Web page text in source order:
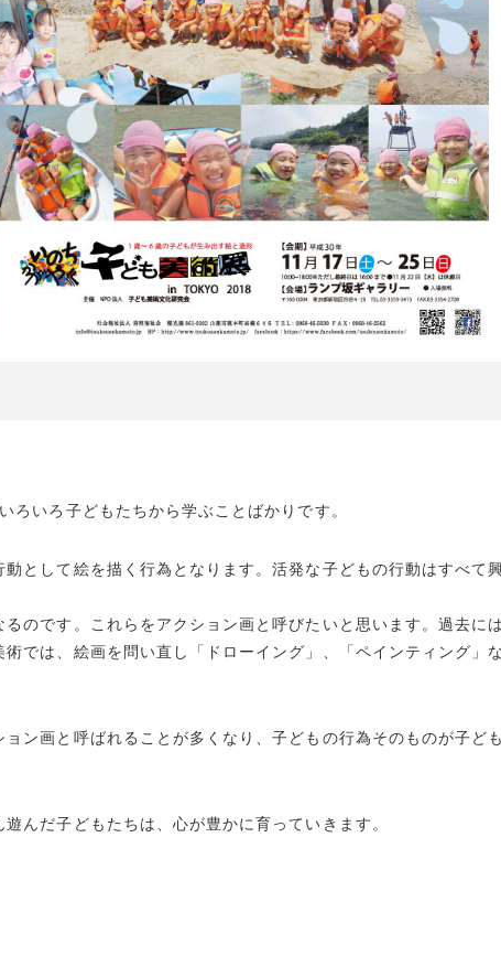
ろいろ子どもたちから学ぶことばかりです。
として絵を描く行為となります。活発な子どもの行動はすべて
のです。これらをアクション画と呼びたいと思います。過去に
では、絵画を問い直し「ドローイング」、「ペインティング」
ン画と呼ばれることが多くなり、子どもの行為そのものが子ど
んだ子どもたちは、心が豊かに育っていきます。